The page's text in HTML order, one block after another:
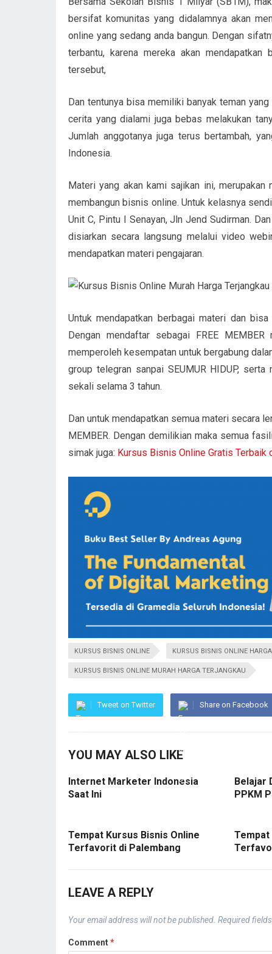
bersifat komunitas yang didalamnya akan
online yang sedang anda bangun. Dengan
terbantu, karena mereka akan
tersebut,
Dan tentunya bisa memiliki banyak teman
cerita yang dialami juga bebas melakukan
Jumlah anggotanya juga terus bertambah,
Indonesia.
Materi yang akan kami sajikan ini,
membangun bisnis online. Untuk kelasnya
Unit C, Pintu I Senayan, Jln Jend Sudirman.
disiarkan secara langsung melalui video
mendapatkan materi pengajaran.
Untuk mendapatkan berbagai materi dan
Dengan mendaftar sebagai FREE
memperoleh kesempatan untuk bergabung
group telegran sanpai SEUMUR HIDUP,
sekali selama 3 tahun.
Dan untuk mendapatkan semua materi secara
MEMBER. Dengan demilikian maka semua
simak juga: Kursus Bisnis Online Gratis Terbaik
KURSUS BISNIS ONLINE KURSUS BISNIS ONLINE
KURSUS BISNIS ONLINE MURAH HARGA TERJANGKAU
Tweet on Twitter Share on Facebook
YOU MAY ALSO LIKE
Internet Marketer Indonesia
Saat Ini
Belajar
PPKM
Tempat Kursus Bisnis Online
Terfavorit di Palembang
Tempat
LEAVE A REPLY
Your email address will not be published. Required
Comment*